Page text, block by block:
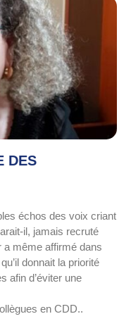
DES
échos des voix criant
il, jamais recruté
a même affirmé dans
donnait la priorité
afin d’éviter une
en CDD..